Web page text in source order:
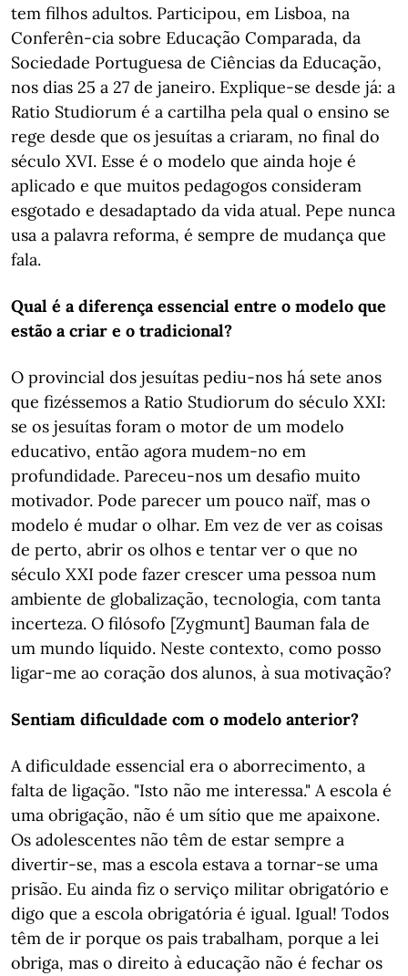
tem filhos adultos. Participou, em Lisboa, na
Conferên-cia sobre Educação Comparada, da
Sociedade Portuguesa de Ciências da Educação,
nos dias 25 a 27 de janeiro. Explique-se desde já: a
Ratio Studiorum é a cartilha pela qual o ensino se
rege desde que os jesuítas a criaram, no final do
século XVI. Esse é o modelo que ainda hoje é
aplicado e que muitos pedagogos consideram
esgotado e desadaptado da vida atual. Pepe nunca
usa a palavra reforma, é sempre de mudança que
fala.
Qual é a diferença essencial entre o modelo que
estão a criar e o tradicional?
O provincial dos jesuítas pediu-nos há sete anos
que fizéssemos a Ratio Studiorum do século XXI:
se os jesuítas foram o motor de um modelo
educativo, então agora mudem-no em
profundidade. Pareceu-nos um desafio muito
motivador. Pode parecer um pouco naïf, mas o
modelo é mudar o olhar. Em vez de ver as coisas
de perto, abrir os olhos e tentar ver o que no
século XXI pode fazer crescer uma pessoa num
ambiente de globalização, tecnologia, com tanta
incerteza. O filósofo [Zygmunt] Bauman fala de
um mundo líquido. Neste contexto, como posso
ligar-me ao coração dos alunos, à sua motivação?
Sentiam dificuldade com o modelo anterior?
A dificuldade essencial era o aborrecimento, a
falta de ligação. "Isto não me interessa." A escola é
uma obrigação, não é um sítio que me apaixone.
Os adolescentes não têm de estar sempre a
divertir-se, mas a escola estava a tornar-se uma
prisão. Eu ainda fiz o serviço militar obrigatório e
digo que a escola obrigatória é igual. Igual! Todos
têm de ir porque os pais trabalham, porque a lei
obriga, mas o direito à educação não é fechar os